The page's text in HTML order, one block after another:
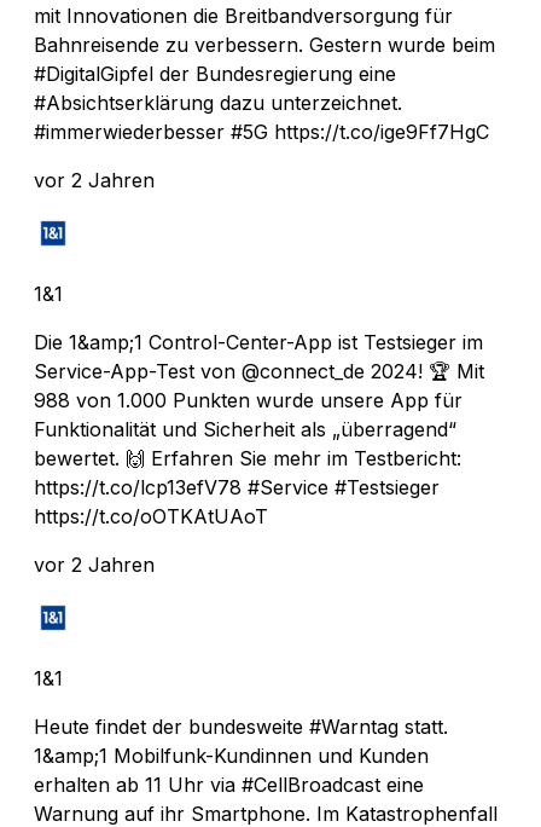
mit Innovationen die Breitbandversorgung für
Bahnreisende zu verbessern. Gestern wurde beim
#DigitalGipfel der Bundesregierung eine
#Absichtserklärung dazu unterzeichnet.
#immerwiederbesser #5G https://t.co/ige9Ff7HgC
vor 2 Jahren
1&1
Die 1&amp;1 Control-Center-App ist Testsieger im
Service-App-Test von @connect_de 2024! 🏆 Mit
988 von 1.000 Punkten wurde unsere App für
Funktionalität und Sicherheit als „überragend“
bewertet. 🙌 Erfahren Sie mehr im Testbericht:
https://t.co/lcp13efV78 #Service #Testsieger
https://t.co/oOTKAtUAoT
vor 2 Jahren
1&1
Heute findet der bundesweite #Warntag statt.
1&amp;1 Mobilfunk-Kundinnen und Kunden
erhalten ab 11 Uhr via #CellBroadcast eine
Warnung auf ihr Smartphone. Im Katastrophenfall